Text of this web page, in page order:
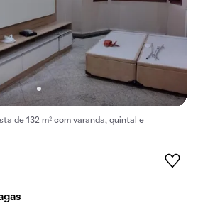
de 132 m² com varanda, quintal e